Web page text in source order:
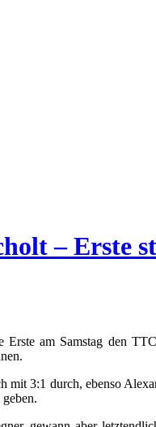
– Erste
am Samstag den
3:1 durch, ebenso